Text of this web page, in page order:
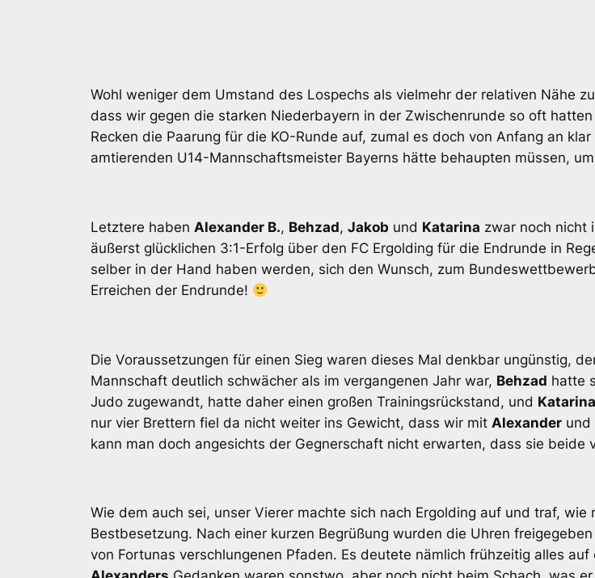
Wohl weniger dem Umstand des Lospechs als vielmehr der relativen Nähe
dass wir gegen die starken Niederbayern in der Zwischenrunde so oft
Recken die Paarung für die KO-Runde auf, zumal es doch von Anfang an
amtierenden U14-Mannschaftsmeister Bayerns hätte behaupten müssen,
Letztere haben Alexander B., Behzad, Jakob und Katarina zwar noch nicht
äußerst glücklichen 3:1-Erfolg über den FC Ergolding für die Endrunde in
selber in der Hand haben werden, sich den Wunsch, zum
Erreichen der Endrunde!
Die Voraussetzungen für einen Sieg waren dieses Mal denkbar ungünstig,
Mannschaft deutlich schwächer als im vergangenen Jahr war, Behzad hatte
Judo zugewandt, hatte daher einen großen Trainingsrückstand, und Katarina
nur vier Brettern fiel da nicht weiter ins Gewicht, dass wir mit Alexander und
kann man doch angesichts der Gegnerschaft nicht erwarten, dass sie beide
Wie dem auch sei, unser Vierer machte sich nach Ergolding auf und traf,
Bestbesetzung. Nach einer kurzen Begrüßung wurden die Uhren
von Fortunas verschlungenen Pfaden. Es deutete nämlich frühzeitig alles